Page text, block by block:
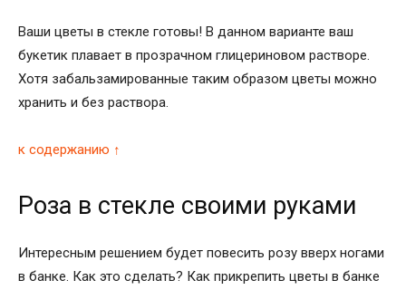
Ваши цветы в стекле готовы! В данном варианте ваш
букетик плавает в прозрачном глицериновом растворе.
Хотя забальзамированные таким образом цветы можно
хранить и без раствора.
к содержанию ↑
Роза в стекле своими руками
Интересным решением будет повесить розу вверх ногами
в банке. Как это сделать? Как прикрепить цветы в банке